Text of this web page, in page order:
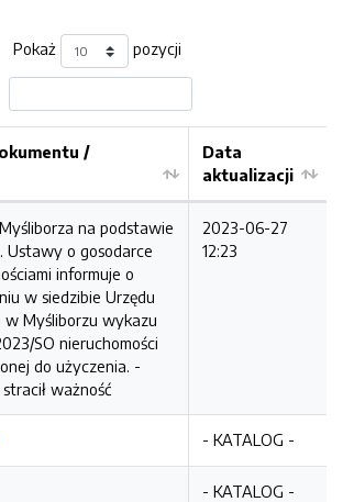
Pokaż pozycji
/
Data
aktualizacji
na podstawie
Ustawy o gosodarce
informuje o
w siedzibie Urzędu
w Myśliborzu wykazu
SO nieruchomości
do użyczenia. -
ważność
2023-06-27
12:23
- KATALOG -
- KATALOG -